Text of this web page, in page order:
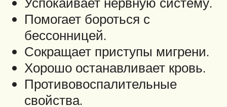
Помогает бороться с
бессонницей.
Сокращает приступы мигрени.
Хорошо останавливает кровь.
Противовоспалительные
свойства.